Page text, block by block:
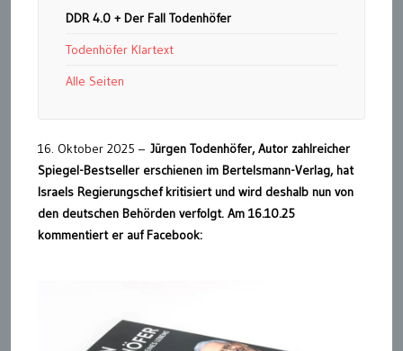
DDR 4.0 + Der Fall Todenhöfer
Todenhöfer Klartext
Alle Seiten
16. Oktober 2025 – Jürgen Todenhöfer, Autor zahlreicher
Spiegel-Bestseller erschienen im Bertelsmann-Verlag, hat
Israels Regierungschef kritisiert und wird deshalb nun von
den deutschen Behörden verfolgt. Am 16.10.25
kommentiert er auf Facebook: